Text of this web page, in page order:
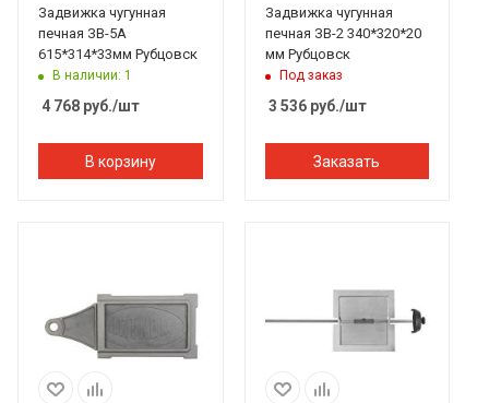
Задвижка чугунная
печная ЗВ-5А
615*314*33мм Рубцовск
В наличии: 1
4 768 руб./шт
В корзину
Задвижка чугунная
печная ЗВ-2 340*320*20
мм Рубцовск
Под заказ
3 536руб./шт
Заказать